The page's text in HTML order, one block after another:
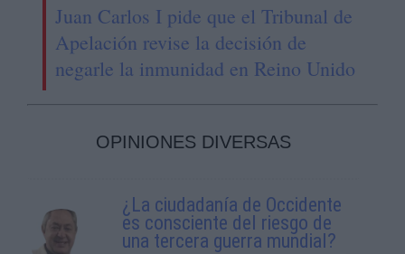
Juan Carlos I pide que el Tribunal de
Apelación revise la decisión de
negarle la inmunidad en Reino Unido
OPINIONES DIVERSAS
¿La ciudadanía de Occidente
es consciente del riesgo de
una tercera guerra mundial?